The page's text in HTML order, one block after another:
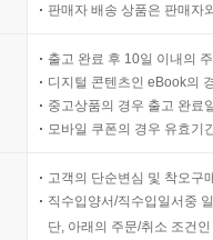
판매자 배송 상품은 판매자
출고 완료 후 10일 이내의
디지털 콘텐츠인 eBook의
중고상품의 경우 출고 완료
모바일 쿠폰의 경우 유효기
고객의 단순변심 및 착오구
직수입양서/직수입일서중
단, 아래의 주문/취소 조건